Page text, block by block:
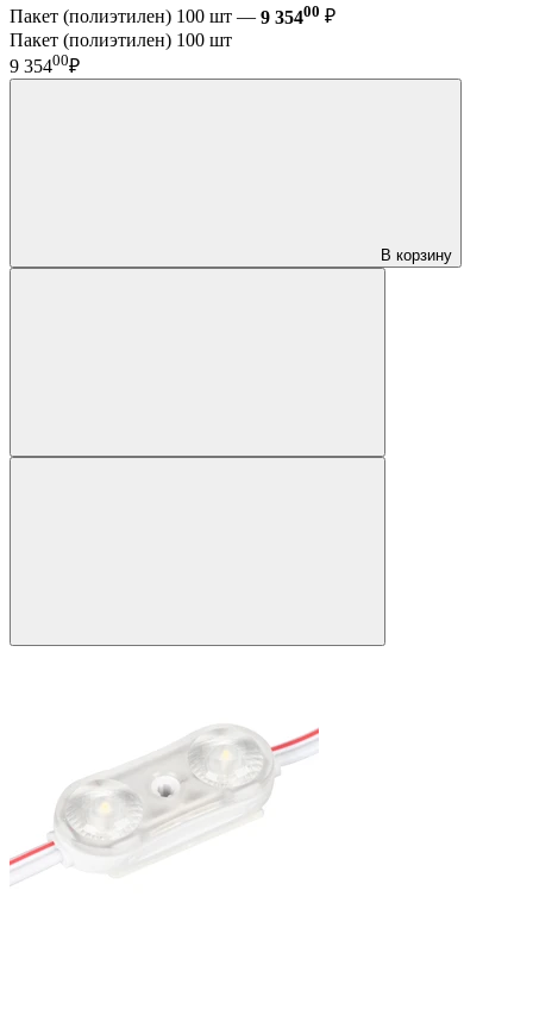
Пакет (полиэтилен) 100 шт — 9 35400 ₽
Пакет (полиэтилен) 100 шт
9 35400₽
В корзину